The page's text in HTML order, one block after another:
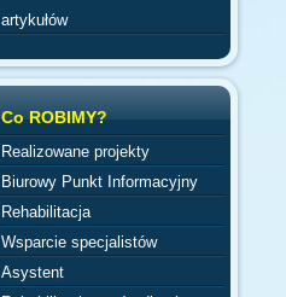
artykułów
Co ROBIMY?
Realizowane projekty
Biurowy Punkt Informacyjny
Rehabilitacja
Wsparcie specjalistów
Asystent